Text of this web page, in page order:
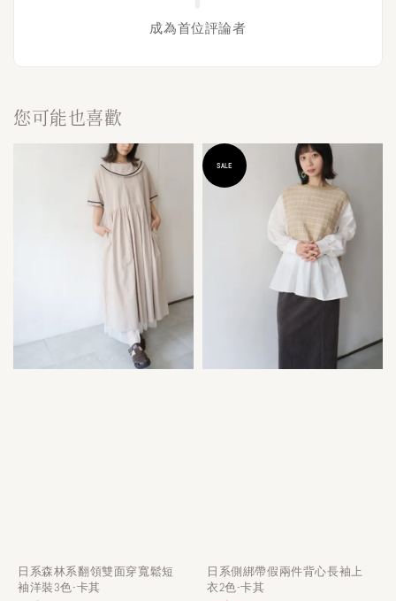
成為首位評論者
您可能也喜歡
日系森林系翻領雙面穿寬鬆短
袖洋裝3色-卡其
SALE
日系側綁帶假兩件背心長袖上
衣2色-卡其